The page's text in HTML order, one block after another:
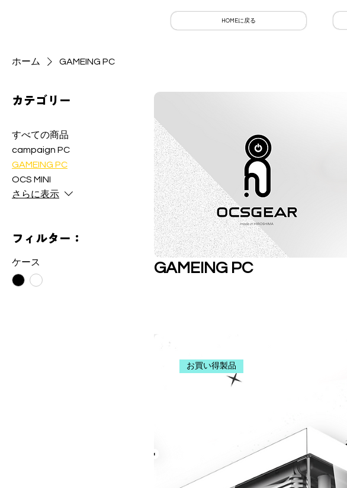
HOMEに戻る
ホーム GAMEING PC
カテゴリー
すべての商品
campaign PC
GAMEING PC
OCS MINI
さらに表示
フィルター：
ケース GAMEING PC
お買い得製品